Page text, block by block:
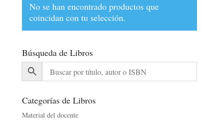
No se han encontrado productos que
coincidan con tu selección.
Búsqueda de Libros
Categorías de Libros
Material del docente